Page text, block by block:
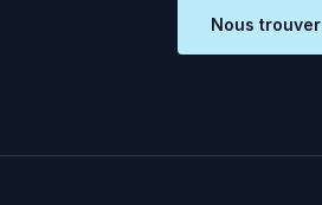
Nous trouver